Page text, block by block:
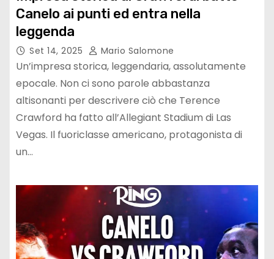
Canelo ai punti ed entra nella
leggenda
Set 14, 2025 Mario Salomone
Un’impresa storica, leggendaria, assolutamente
epocale. Non ci sono parole abbastanza
altisonanti per descrivere ciò che Terence
Crawford ha fatto all’Allegiant Stadium di Las
Vegas. Il fuoriclasse americano, protagonista di
un…